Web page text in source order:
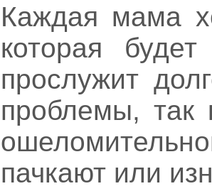
Каждая мама
которая
прослужит
проблемы, так
пачкают или